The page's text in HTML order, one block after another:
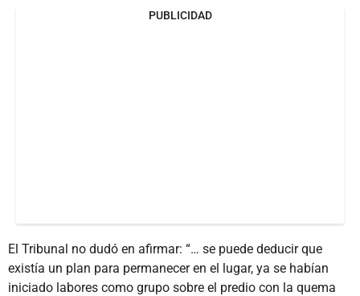
PUBLICIDAD
El Tribunal no dudó en afirmar: “… se puede deducir que
existía un plan para permanecer en el lugar, ya se habían
iniciado labores como grupo sobre el predio con la quema